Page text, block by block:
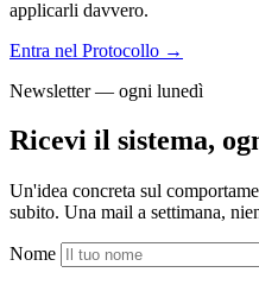
applicarli davvero.
Entra nel Protocollo →
Newsletter — ogni lunedì
Ricevi il sistema,
Un'idea concreta sul
subito. Una mail a settimana,
Nome